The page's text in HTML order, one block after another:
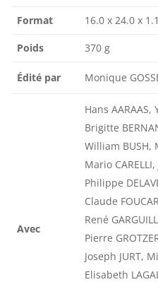
Format 16.0 x 24.0 x
Poids 370 g
Édité par Monique
Avec
Hans AARAAS,
Brigitte
William BUSH,
Mario
Philippe
Claude
René
Pierre
Joseph JURT,
Elisabeth